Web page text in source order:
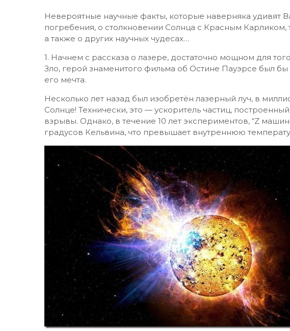
Невероятные научные факты, которые наверняка удивят
погребения, о столкновении Солнца с Красным Карликом,
а также о других научных чудесах…
1. Начнем с рассказа о лазере, достаточно мощном для
Зло, герой знаменитого фильма об Остине Пауэрсе был бы
его мечта.
Несколько лет назад был изобретён лазерный луч, в
Солнце! Технически, это — ускоритель частиц,
взрывы. Однако, в течение 10 лет экспериментов, “Z
градусов Кельвина, что превышает внутреннюю